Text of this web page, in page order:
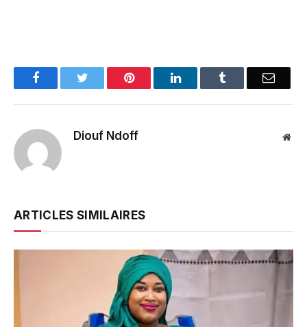
FacebookTwitter Pinterest LinkedInTumblr Email
Diouf Ndoff
ARTICLES SIMILAIRES